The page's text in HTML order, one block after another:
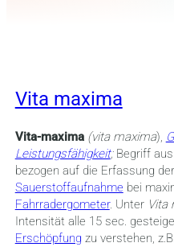
Vita maxima
Vita-maxima (vita maxima),
Leistungsfähigkeit; Begriff
bezogen auf die Erfassung der
Sauerstoffaufnahme bei
Fahrradergometer. Unter Vita
Intensität alle 15 sec.
Erschöpfung zu verstehen,